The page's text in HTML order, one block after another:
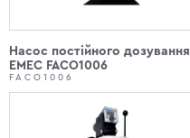
Насос постійного дозування
EMEC FACO1006
FACO1006